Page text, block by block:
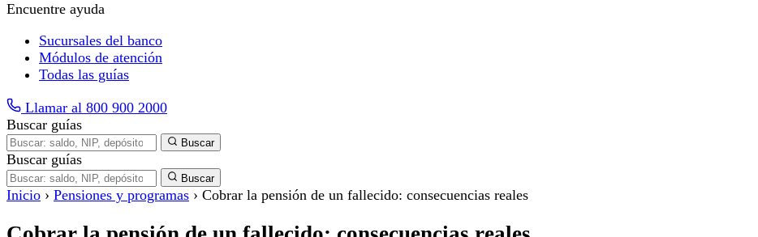
Encuentre ayuda
Sucursales del banco
Módulos de atención
Todas las guías
Llamar al 800 900 2000
Buscar guías
Buscar
Buscar guías
Buscar
Inicio › Pensiones y programas › Cobrar la pensión de un fallecido: consecuencias reales